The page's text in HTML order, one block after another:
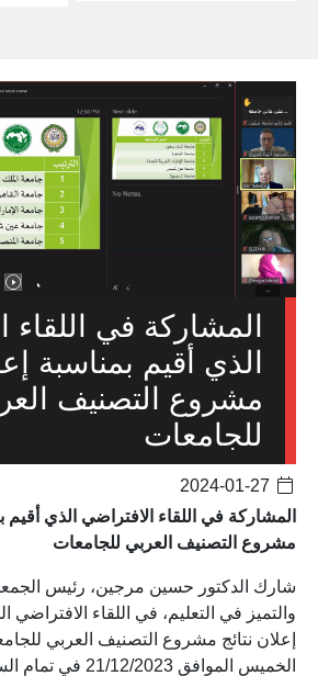
المشاركة في اللقاء
الذي أقيم بمناسبة
مشروع التصنيف
للجامعات
المشاركة في اللقاء الافتراضي الذي أقيم
مشروع التصنيف العربي للجامعات
شارك الدكتور حسين مرجين، رئيس الجمعية
والتميز في التعليم، في اللقاء الافتراضي
إعلان نتائج مشروع التصنيف العربي